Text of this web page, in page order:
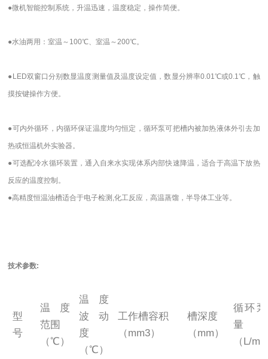
●微机智能控制系统，升温迅速，温度稳定，操作简便。
●水油两用：室温～100℃、室温～200℃。
●LED双窗口分别数显温度测量值及温度设定值，数显分辨率0.01℃或0.1℃，触
摸按键操作方便。
●可内外循环，内循环保证温度均匀恒定，循环泵可把槽内被加热液体外引去加
热或恒温机外实验器。
●可选配冷水循环装置，通入自来水实现体系内部快速降温，适合于高温下放热
反应的温度控制。
●高精度恒温油槽适合于电子检测,化工反应，高温蒸馏，半导体工业等。
技术参数:
型
号
温度
范围
（℃）
温度
波动
度
（℃）
工作槽容积
（mm3）
槽深度
（mm）
循环
量
（L/